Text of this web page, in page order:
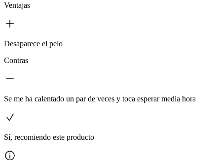
Ventajas
Desaparece el pelo
Contras
Se me ha calentado un par de veces y toca esperar media hora
Sí, recomiendo este producto